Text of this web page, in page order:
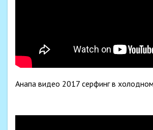
Анапа видео 2017 серфинг в